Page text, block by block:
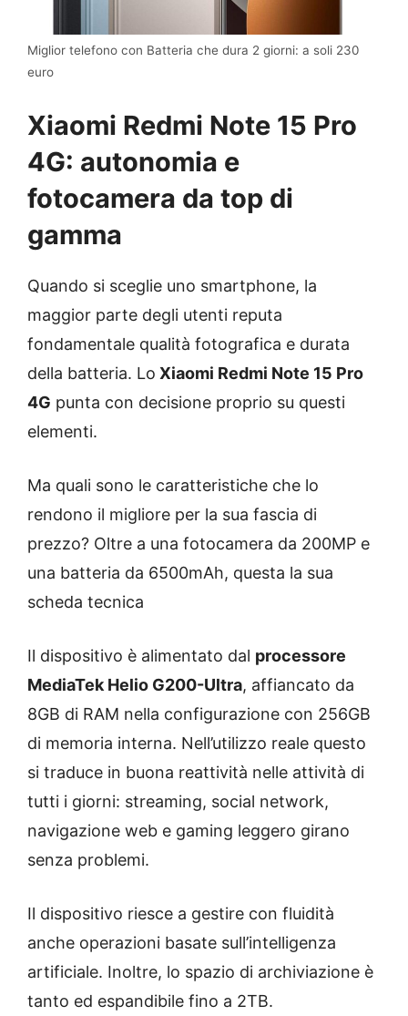
Miglior telefono con Batteria che dura 2 giorni: a soli 230
euro
Xiaomi Redmi Note 15 Pro
4G: autonomia e
fotocamera da top di
gamma
Quando si sceglie uno smartphone, la
maggior parte degli utenti reputa
fondamentale qualità fotografica e durata
della batteria. Lo Xiaomi Redmi Note 15 Pro
4G punta con decisione proprio su questi
elementi.
Ma quali sono le caratteristiche che lo
rendono il migliore per la sua fascia di
prezzo? Oltre a una fotocamera da 200MP e
una batteria da 6500mAh, questa la sua
scheda tecnica
Il dispositivo è alimentato dal processore
MediaTek Helio G200-Ultra, affiancato da
8GB di RAM nella configurazione con 256GB
di memoria interna. Nell’utilizzo reale questo
si traduce in buona reattività nelle attività di
tutti i giorni: streaming, social network,
navigazione web e gaming leggero girano
senza problemi.
Il dispositivo riesce a gestire con fluidità
anche operazioni basate sull’intelligenza
artificiale. Inoltre, lo spazio di archiviazione è
tanto ed espandibile fino a 2TB.